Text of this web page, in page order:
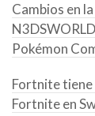
Cambios en
N3DSWORLD
Pokémon
Fortnite tiene
Fortnite en